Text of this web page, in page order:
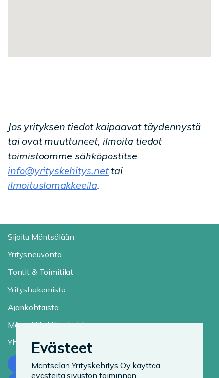
Jos yrityksen tiedot kaipaavat täydennystä
tai ovat muuttuneet, ilmoita tiedot
toimistoomme sähköpostitse
info@yrityskehitys.nettai
ilmoituslomakkeella.
Sijoitu Mäntsälään
Yritysneuvonta
Tontit & Toimitilat
Yrityshakemisto
Ajankohtaista
Mäntsälän Yrityskehitys
Yhteystiedot
Ota yhteyttä
Evästeet
Mäntsälän Yrityskehitys Oy käyttää
evästeitä sivuston toiminnan